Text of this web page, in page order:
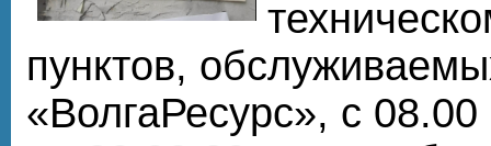
пунктов,
«ВолгаРесурс», с 08.00